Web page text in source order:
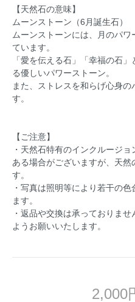
【天然石の意味】
ムーンストーン（6月誕生石）
ムーンストーンには、月のパ
ています。
「愛を伝える石」「幸福の石
る優しいパワーストーン。
また、ストレスを和らげ心身
す。
【ご注意】
・天然石特有のインクルージ
ある場合がございますが、天
す。
・写真は照明等により若干の
ます。
・返品や交換は承っておりま
ようお願いいたします。
2,000